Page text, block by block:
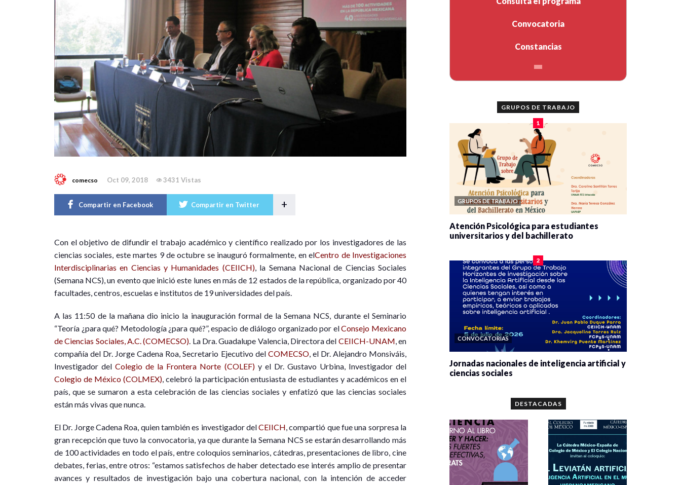
comecso Oct 09, 2018 3431 Vistas
Compartir en Facebook Compartir en Twitter +
Con el objetivo de difundir el trabajo académico y científico realizado por los investigadores de las
ciencias sociales, este martes 9 de octubre se inauguró formalmente, en elCentro de Investigaciones
Interdisciplinarias en Ciencias y Humanidades (CEIICH), la Semana Nacional de Ciencias Sociales
(Semana NCS), un evento que inició este lunes en más de 12 estados de la república, organizado por 40
facultades, centros, escuelas e institutos de 19 universidades del país.
A las 11:50 de la mañana dio inicio la inauguración formal de la Semana NCS, durante el Seminario
“Teoría ¿para qué? Metodología ¿para qué?”, espacio de diálogo organizado por elConsejo Mexicano
de Ciencias Sociales, A.C. (COMECSO). La Dra. Guadalupe Valencia, Directora del CEIICH-UNAM, en
compañía del Dr. Jorge Cadena Roa, Secretario Ejecutivo del COMECSO, el Dr. Alejandro Monsiváis,
Investigador delColegio de la Frontera Norte (COLEF)y el Dr. Gustavo Urbina, Investigador del
Colegio de México (COLMEX), celebró la participación entusiasta de estudiantes y académicos en el
país, que se sumaron a esta celebración de las ciencias sociales y enfatizó que las ciencias sociales
están más vivas que nunca.
El Dr. Jorge Cadena Roa, quien también es investigador delCEIICH, compartió que fue una sorpresa la
gran recepción que tuvo la convocatoria, ya que durante la Semana NCS se estarán desarrollando más
de 100 actividades en todo el país, entre coloquios seminarios, cátedras, presentaciones de libro, cine
debates, ferias, entre otros: “estamos satisfechos de haber detectado ese interés amplio de presentar
avances y resultados de investigación bajo una cobertura nacional, con la intención de acceder
Convocatoria
Constancias
GRUPOS DE TRABAJO
1
GRUPOS DE TRABAJO
Atención Psicológica para estudiantes
universitarios y del bachillerato
2
CONVOCATORIAS
Jornadas nacionales de inteligencia artificial y
ciencias sociales
DESTACADAS